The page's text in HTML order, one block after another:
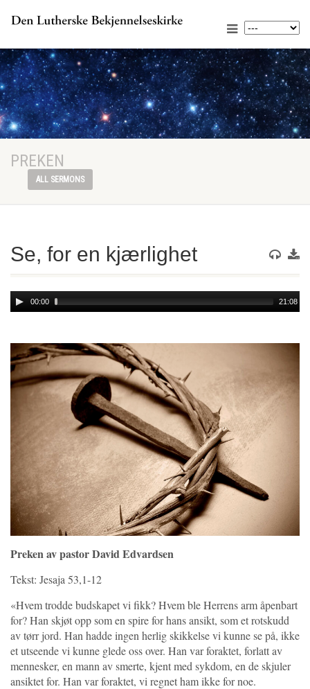
PREKEN
ALL SERMONS
Se, for en kjærlighet
Audio
Player
00:00 21:08
Preken av pastor David Edvardsen
Tekst: Jesaja 53,1-12
«Hvem trodde budskapet vi fikk? Hvem ble Herrens arm åpenbart
for? Han skjøt opp som en spire for hans ansikt, som et rotskudd
av tørr jord. Han hadde ingen herlig skikkelse vi kunne se på, ikke
et utseende vi kunne glede oss over. Han var foraktet, forlatt av
mennesker, en mann av smerte, kjent med sykdom, en de skjuler
ansiktet for. Han var foraktet, vi regnet ham ikke for noe.